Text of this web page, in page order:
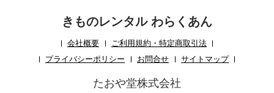
きものレンタル わらくあん
会社概要
ご利用規約・特定商取引法
プライバシーポリシー
お問合せ サイトマップ
たおや堂株式会社